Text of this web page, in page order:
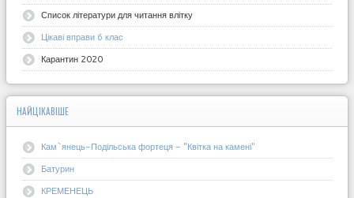
Список літератури для читання влітку
Цікаві вправи 6 клас
Карантин 2020
НАЙЦІКАВІШЕ
Кам`янець-Подільська фортеця - "Квітка на камені"
Батурин
КРЕМЕНЕЦЬ